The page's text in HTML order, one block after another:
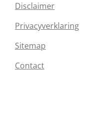
Disclaimer
Privacyverklaring
Sitemap
Contact